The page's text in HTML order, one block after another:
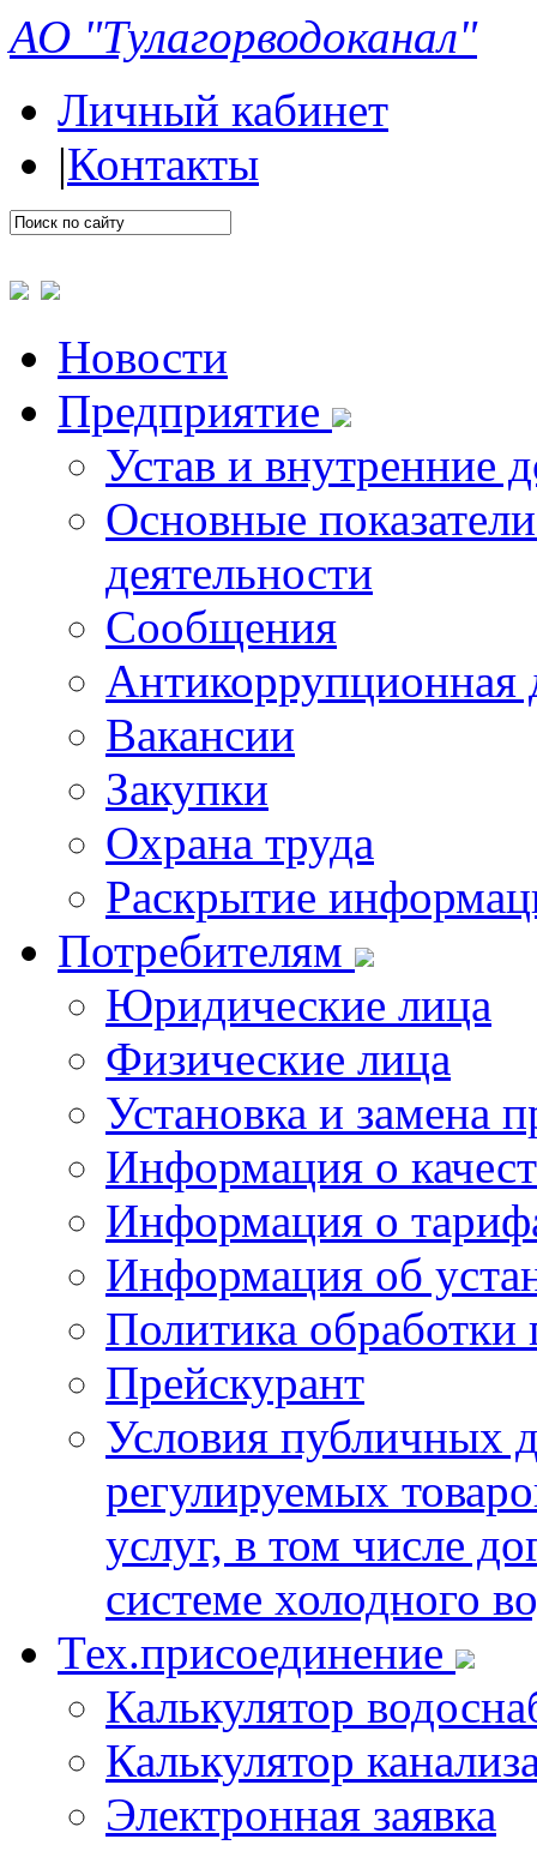
АО "Тулагорводоканал"
Личный кабинет
|Контакты
Новости
Предприятие
Устав и внутренние
Основные
деятельности
Сообщения
Антикоррупционная
Вакансии
Закупки
Охрана труда
Раскрытие
Потребителям
Юридические лица
Физические лица
Установка и замена
Информация о
Информация о
Информация об
Политика
Прейскурант
Условия публичных
регулируемых
услуг, в том числе
системе холодного
Тех.присоединение
Калькулятор
Калькулятор
Электронная заявка